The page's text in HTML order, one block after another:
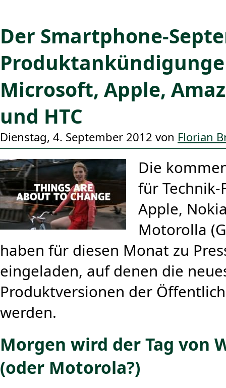
Der Smartphone-
Microsoft, Apple,
und HTC
Dienstag, 4. September 2012 von Florian
Die
für Technik-
Apple,
Motorolla
haben für diesen Monat zu
eingeladen, auf denen die
Produktversionen der
werden.
Morgen wird der Tag von
(oder Motorola?)